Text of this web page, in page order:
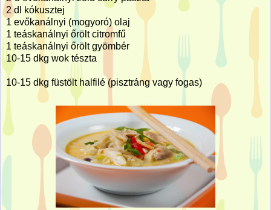
2 dl kókusztej
1 evőkanálnyi (mogyoró) olaj
1 teáskanálnyi őrölt citromfű
1 teáskanálnyi őrölt gyömbér
10-15 dkg wok tészta
10-15 dkg füstölt halfilé (pisztráng vagy fogas)